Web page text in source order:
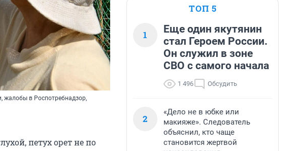
жалобы в Роспотребнадзор,
петух орет не по
ТОП 5
1
Еще один якутянин
стал Героем России.
Он служил в зоне
СВО с самого начала
1 496 Обсудить
2
«Дело не в юбке или
макияже». Следователь
объяснил, кто чаще
становится жертвой